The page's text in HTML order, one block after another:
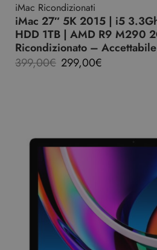
iMac Ricondizionati
iMac 27″ 5K 2015 | i5
HDD 1TB | AMD R9 M290
Ricondizionato – Accettabile
399,00€ 299,00€